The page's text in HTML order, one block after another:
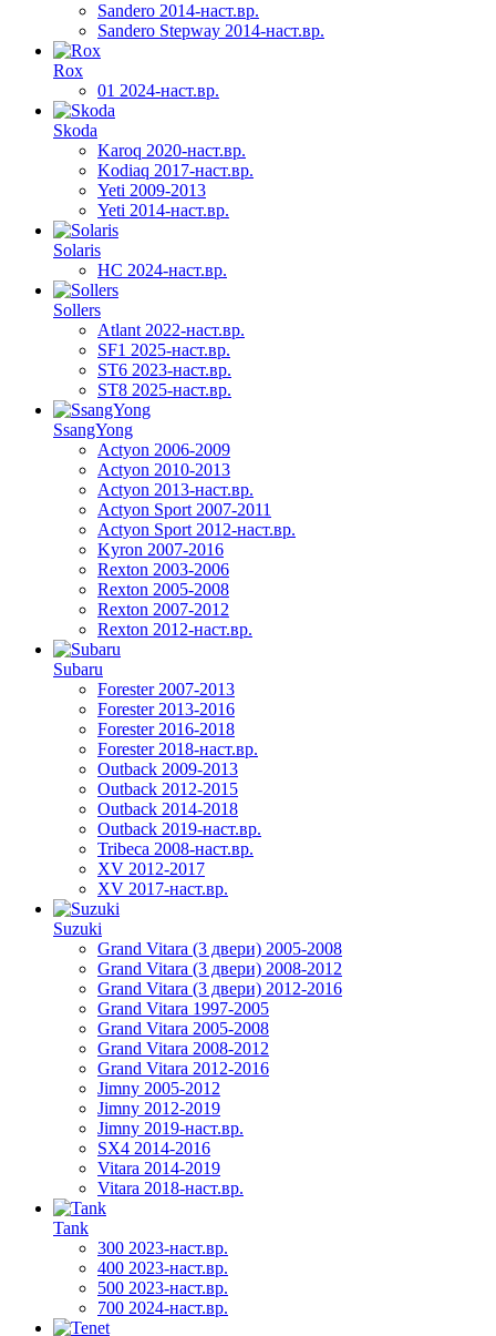
Sandero 2014-наст.вр.
Sandero Stepway 2014-наст.вр.
Rox
01 2024-наст.вр.
Skoda
Karoq 2020-наст.вр.
Kodiaq 2017-наст.вр.
Yeti 2009-2013
Yeti 2014-наст.вр.
Solaris
HC 2024-наст.вр.
Sollers
Atlant 2022-наст.вр.
SF1 2025-наст.вр.
ST6 2023-наст.вр.
ST8 2025-наст.вр.
SsangYong
Actyon 2006-2009
Actyon 2010-2013
Actyon 2013-наст.вр.
Actyon Sport 2007-2011
Actyon Sport 2012-наст.вр.
Kyron 2007-2016
Rexton 2003-2006
Rexton 2005-2008
Rexton 2007-2012
Rexton 2012-наст.вр.
Subaru
Forester 2007-2013
Forester 2013-2016
Forester 2016-2018
Forester 2018-наст.вр.
Outback 2009-2013
Outback 2012-2015
Outback 2014-2018
Outback 2019-наст.вр.
Tribeca 2008-наст.вр.
XV 2012-2017
XV 2017-наст.вр.
Suzuki
Grand Vitara (3 двери) 2005-2008
Grand Vitara (3 двери) 2008-2012
Grand Vitara (3 двери) 2012-2016
Grand Vitara 1997-2005
Grand Vitara 2005-2008
Grand Vitara 2008-2012
Grand Vitara 2012-2016
Jimny 2005-2012
Jimny 2012-2019
Jimny 2019-наст.вр.
SX4 2014-2016
Vitara 2014-2019
Vitara 2018-наст.вр.
Tank
300 2023-наст.вр.
400 2023-наст.вр.
500 2023-наст.вр.
700 2024-наст.вр.